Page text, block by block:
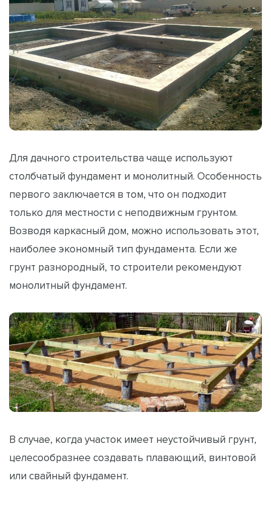
Для дачного строительства чаще используют
столбчатый фундамент и монолитный. Особенность
первого заключается в том, что он подходит
только для местности с неподвижным грунтом.
Возводя каркасный дом, можно использовать этот,
наиболее экономный тип фундамента. Если же
грунт разнородный, то строители рекомендуют
монолитный фундамент.
В случае, когда участок имеет неустойчивый грунт,
целесообразнее создавать плавающий, винтовой
или свайный фундамент.